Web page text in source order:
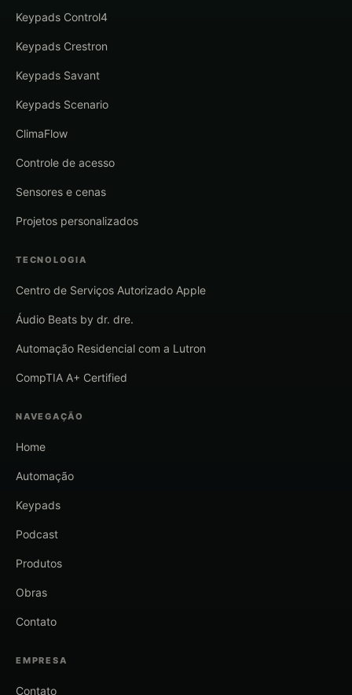
Keypads Control4
Keypads Crestron
Keypads Savant
Keypads Scenario
ClimaFlow
Controle de acesso
Sensores e cenas
Projetos personalizados
TECNOLOGIA
Centro de Serviços Autorizado Apple
Áudio Beats by dr. dre.
Automação Residencial com a Lutron
CompTIA A+ Certified
NAVEGAÇÃO
Home
Automação
Keypads
Podcast
Produtos
Obras
Contato
EMPRESA
Contato